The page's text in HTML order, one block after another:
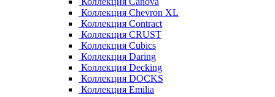
Коллекция Chevron XL
Коллекция Contract
Коллекция CRUST
Коллекция Cubics
Коллекция Daring
Коллекция Decking
Коллекция DOCKS
Коллекция Emilia